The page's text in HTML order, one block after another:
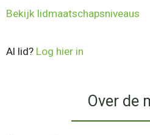
Bekijk lidmaatschapsniveaus
Al lid? Log hier in
Over de